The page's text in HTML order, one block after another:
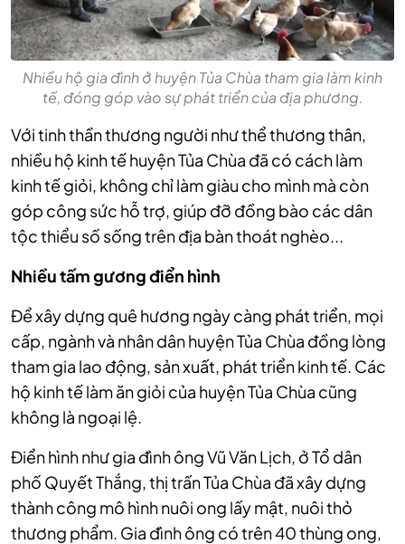
Nhiều hộ gia đình ở huyện Tủa Chùa tham gia làm kinh
tế, đóng góp vào sự phát triển của địa phương.
Với tinh thần thương người như thể thương thân,
nhiều hộ kinh tế huyện Tủa Chùa đã có cách làm
kinh tế giỏi, không chỉ làm giàu cho mình mà còn
góp công sức hỗ trợ, giúp đỡ đồng bào các dân
tộc thiểu số sống trên địa bàn thoát nghèo...
Nhiều tấm gương điển hình
Để xây dựng quê hương ngày càng phát triển, mọi
cấp, ngành và nhân dân huyện Tủa Chùa đồng lòng
tham gia lao động, sản xuất, phát triển kinh tế. Các
hộ kinh tế làm ăn giỏi của huyện Tủa Chùa cũng
không là ngoại lệ.
Điển hình như gia đình ông Vũ Văn Lịch, ở Tổ dân
phố Quyết Thắng, thị trấn Tủa Chùa đã xây dựng
thành công mô hình nuôi ong lấy mật, nuôi thỏ
thương phẩm. Gia đình ông có trên 40 thùng ong,